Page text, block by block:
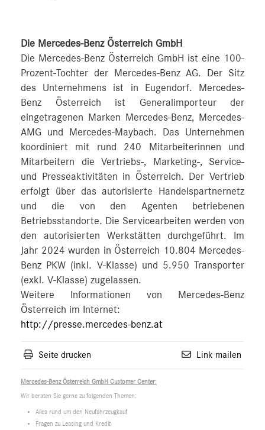
Die Mercedes-Benz Österreich GmbH
Die Mercedes-Benz Österreich GmbH ist eine 100-
Prozent-Tochter der Mercedes-Benz AG. Der Sitz
des Unternehmens ist in Eugendorf. Mercedes-
Benz Österreich ist Generalimporteur der
eingetragenen Marken Mercedes-Benz, Mercedes-
AMG und Mercedes-Maybach. Das Unternehmen
koordiniert mit rund 240 Mitarbeiterinnen und
Mitarbeitern die Vertriebs-, Marketing-, Service-
und Presseaktivitäten in Österreich. Der Vertrieb
erfolgt über das autorisierte Handelspartnernetz
und die von den Agenten betriebenen
Betriebsstandorte. Die Servicearbeiten werden von
den autorisierten Werkstätten durchgeführt. Im
Jahr 2024 wurden in Österreich 10.804 Mercedes-
Benz PKW (inkl. V-Klasse) und 5.950 Transporter
(exkl. V-Klasse) zugelassen.
Weitere Informationen von Mercedes-Benz
Österreich im Internet:
http://presse.mercedes-benz.at
Seite drucken Link mailen
Mercedes-Benz Österreich GmbH Customer Center:
Wir beraten Sie gerne zu folgenden Themen:
Alles rund um den Neufahrzeugkauf
Fragen zu Leasing und Kredit